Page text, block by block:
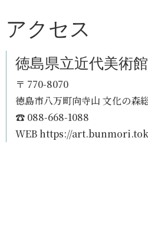
アクセス
徳島県立近代美術館
〒 770-8070
徳島市八万町向寺山 文化の森
☎ 088-668-1088
WEBhttps://